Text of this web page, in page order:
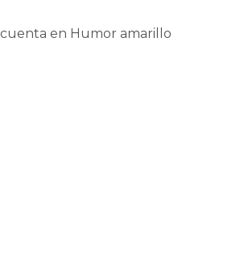
cuenta en Humor amarillo